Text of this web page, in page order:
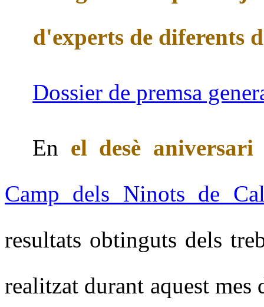
d'experts de diferents
Dossier de premsa
En el desè aniversari
Camp dels Ninots de
resultats obtinguts dels
realitzat durant aquest mes